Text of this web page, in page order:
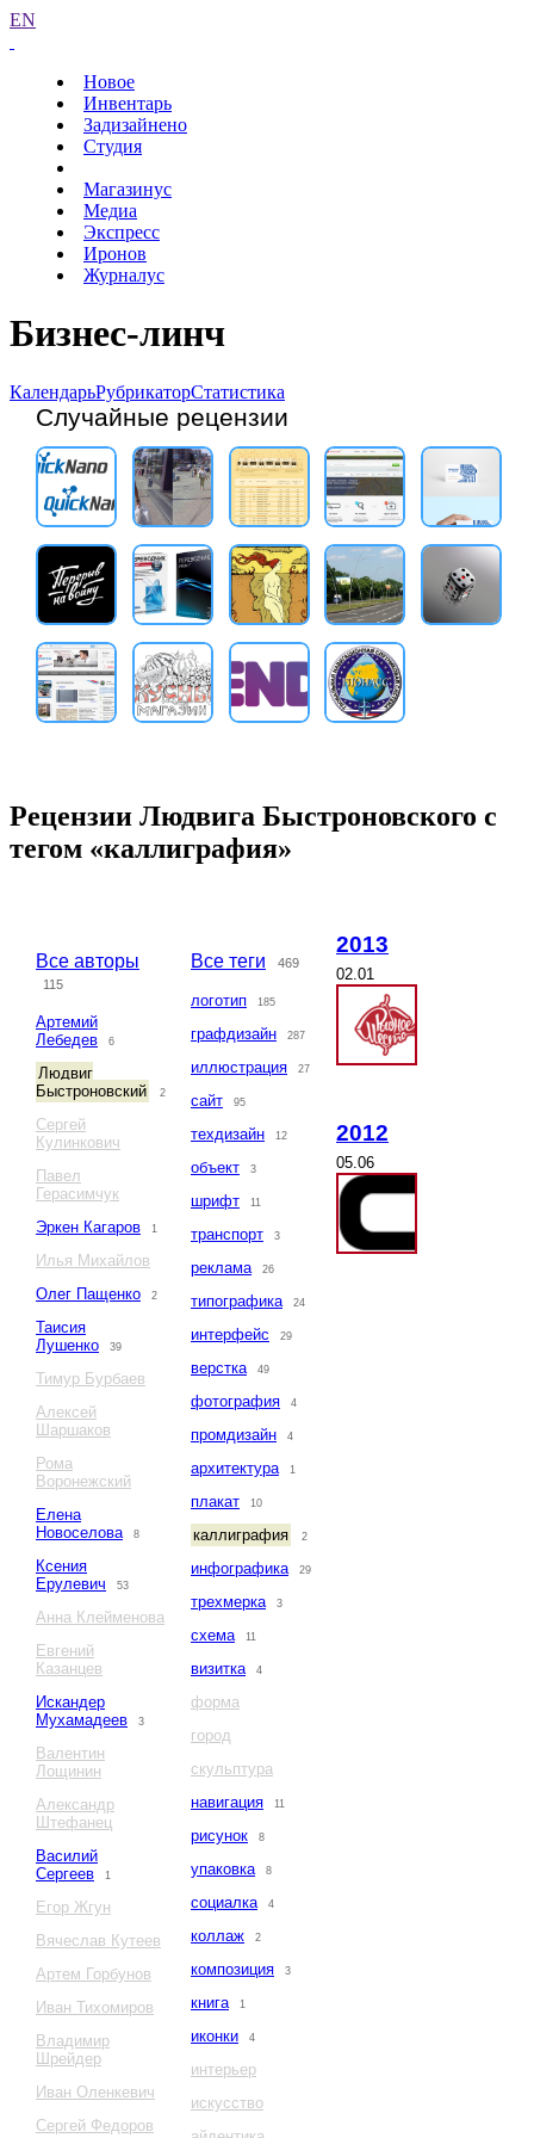
EN
Новое
Инвентарь
Задизайнено
Студия
Магазинус
Медиа
Экспресс
Иронов
Журналус
Бизнес-линч
КалендарьРубрикаторСтатистика
Случайные рецензии
Рецензии Людвига Быстроновского с
тегом «каллиграфия»
Все авторы
115
Артемий
Лебедев
6
Людвиг
Быстроновский
2
Сергей
Кулинкович
Павел
Герасимчук
Эркен Кагаров
1
Илья Михайлов
Олег Пащенко
2
Таисия
Лушенко
39
Тимур Бурбаев
Алексей
Шаршаков
Рома
Воронежский
Елена
Новоселова
8
Ксения
Ерулевич
53
Анна Клейменова
Евгений
Казанцев
Искандер
Мухамадеев
3
Валентин
Лощинин
Александр
Штефанец
Василий
Сергеев
1
Егор Жгун
Вячеслав Кутеев
Артем Горбунов
Иван Тихомиров
Владимир
Шрейдер
Иван Оленкевич
Сергей Федоров
Все теги 469
логотип 185
графдизайн 287
иллюстрация 27
сайт 95
техдизайн 12
объект 3
шрифт 11
транспорт 3
реклама 26
типографика 24
интерфейс 29
верстка 49
фотография 4
промдизайн 4
архитектура 1
плакат 10
каллиграфия 2
инфографика 29
трехмерка 3
схема 11
визитка 4
форма
город
скульптура
навигация
11
рисунок 8
упаковка 8
социалка 4
коллаж 2
композиция 3
книга 1
иконки 4
интерьер
искусство
2013
02.01
2012
05.06